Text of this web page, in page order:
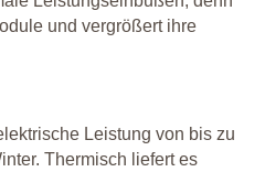
und vergrößert ihre
Leistung von bis zu
Thermisch liefert es